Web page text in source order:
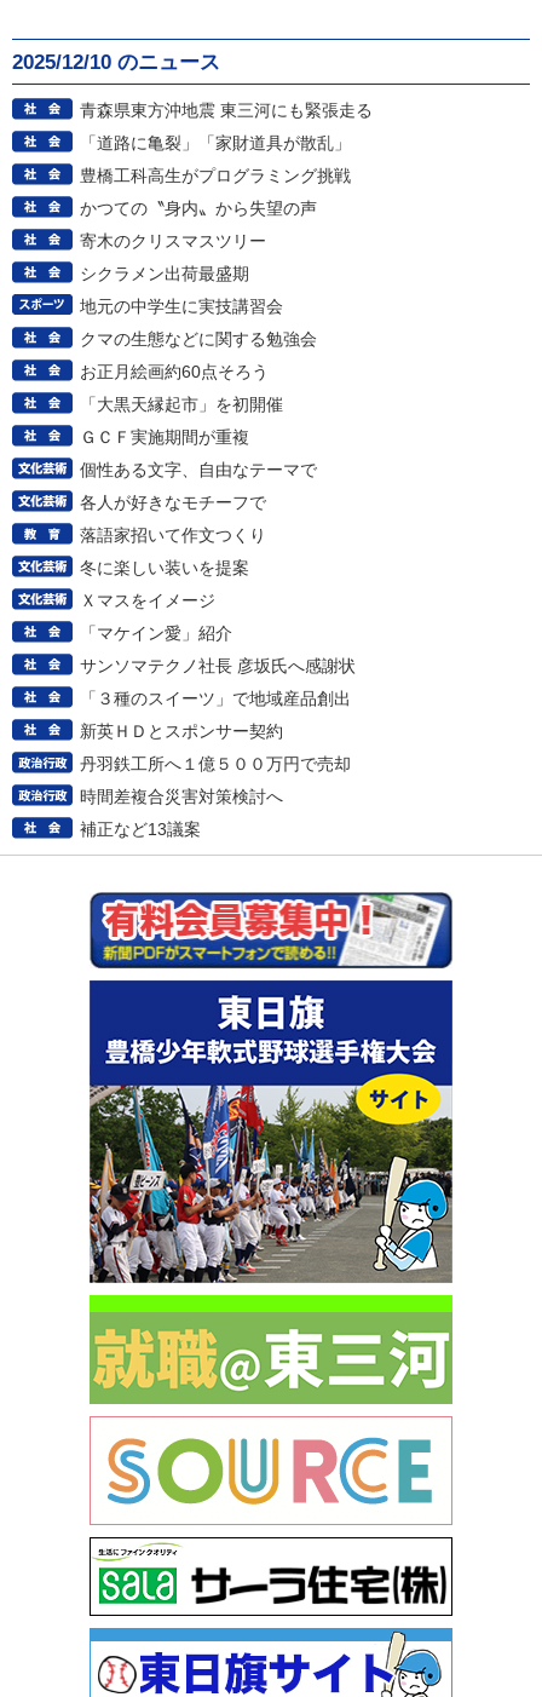
2025/12/10 のニュース
青森県東方沖地震 東三河にも緊張走る
「道路に亀裂」「家財道具が散乱」
豊橋工科高生がプログラミング挑戦
かつての〝身内〟から失望の声
寄木のクリスマスツリー
シクラメン出荷最盛期
地元の中学生に実技講習会
クマの生態などに関する勉強会
お正月絵画約60点そろう
「大黒天縁起市」を初開催
ＧＣＦ実施期間が重複
個性ある文字、自由なテーマで
各人が好きなモチーフで
落語家招いて作文つくり
冬に楽しい装いを提案
Ｘマスをイメージ
「マケイン愛」紹介
サンソマテクノ社長 彦坂氏へ感謝状
「３種のスイーツ」で地域産品創出
新英ＨＤとスポンサー契約
丹羽鉄工所へ１億５００万円で売却
時間差複合災害対策検討へ
補正など13議案